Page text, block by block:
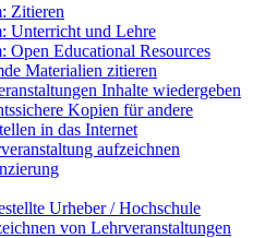
Zitieren
Unterricht und Lehre
Open Educational Resources
Materialien zitieren
Inhalte wiedergeben
Kopien für andere
in das Internet
aufzeichnen
Urheber / Hochschule
von Lehrveranstaltungen